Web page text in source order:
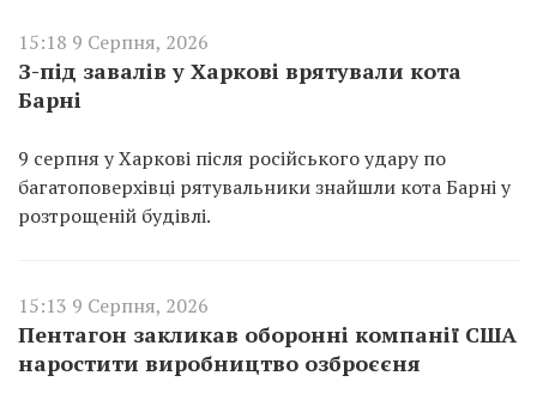
15:18 9 Серпня, 2026
З-під завалів у Харкові врятували кота
Барні
9 серпня у Харкові після російського удару по
багатоповерхівці рятувальники знайшли кота Барні у
розтрощеній будівлі.
15:13 9 Серпня, 2026
Пентагон закликав оборонні компанії США
наростити виробництво озброєєня